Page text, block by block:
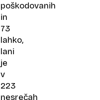
poškodovanih
in
73
lahko,
lani
je
v
223
nesrečah